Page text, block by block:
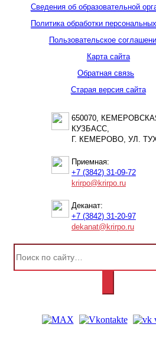
Сведения об образовательной
Политика обработки
Пользовательское
Карта сайта
Обратная связь
Старая версия сайта
650070,
КУЗБАСС,
Г. КЕМЕРОВО, УЛ.
Приемная:
+7 (3842) 31-09-72
krirpo@krirpo.ru
Деканат:
+7 (3842) 31-20-97
dekanat@krirpo.ru